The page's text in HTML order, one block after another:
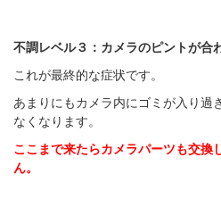
不調レベル３：カメラのピントが合
これが最終的な症状です。
あまりにもカメラ内にゴミが入り過
なくなります。
ここまで来たらカメラパーツも交換
ん。